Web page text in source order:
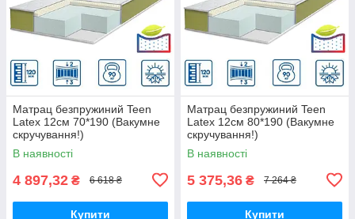
Матрац безпружиний Teen
Latex 12см 70*190 (Вакумне
скручування!)
В наявності
4 897,32 ₴ 6 618 ₴
Купити
Матрац безпружиний Teen
Latex 12см 80*190 (Вакумне
скручування!)
В наявності
5 375,36 ₴ 7 264 ₴
Купити